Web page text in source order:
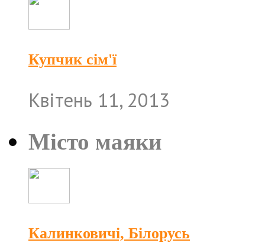
Купчик сім'ї
Квітень 11, 2013
Місто маяки
Калинковичі, Білорусь